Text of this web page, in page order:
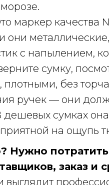
маркер качества
они
с напылением,
сумку,
плотными, без
ручек — они
дешевых сумках
на ощупь
Нужно
заказ и
выглядит